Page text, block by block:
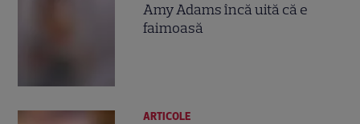
Amy Adams încă uită că e
faimoasă
ARTICOLE